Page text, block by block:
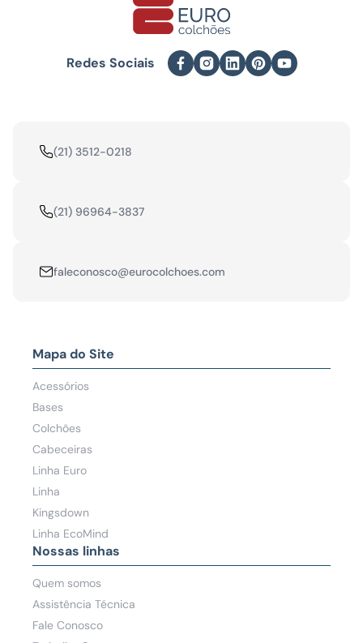
(21) 3512-0218
(21) 96964-3837
faleconosco@eurocolchoes.com
Mapa do Site
Acessórios
Bases
Colchões
Cabeceiras
Linha Euro
Linha
Kingsdown
Linha EcoMind
Nossas linhas
Quem somos
Assistência Técnica
Fale Conosco